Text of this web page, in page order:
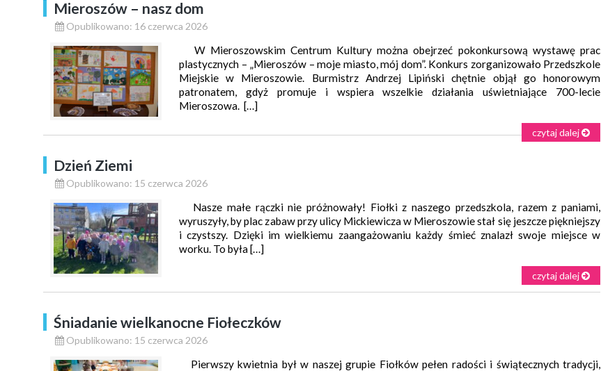
Mieroszów – nasz dom
Opublikowano: 16 czerwca 2026
W Mieroszowskim Centrum Kultury można obejrzeć pokonkursową wystawę prac
plastycznych – „Mieroszów – moje miasto, mój dom”. Konkurs zorganizowało Przedszkole
Miejskie w Mieroszowie. Burmistrz Andrzej Lipiński chętnie objął go honorowym
patronatem, gdyż promuje i wspiera wszelkie działania uświetniające 700-lecie
Mieroszowa. […]
czytaj dalej
Dzień Ziemi
Opublikowano: 15 czerwca 2026
Nasze małe rączki nie próżnowały! Fiołki z naszego przedszkola, razem z paniami,
wyruszyły, by plac zabaw przy ulicy Mickiewicza w Mieroszowie stał się jeszcze piękniejszy
i czystszy. Dzięki im wielkiemu zaangażowaniu każdy śmieć znalazł swoje miejsce w
worku. To była […]
czytaj dalej
Śniadanie wielkanocne Fiołeczków
Opublikowano: 15 czerwca 2026
Pierwszy kwietnia był w naszej grupie Fiołków pełen radości i świątecznych tradycji,